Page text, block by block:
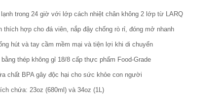
trong 24 giờ với lớp cách nhiệt chân không 2 lớp từ LARQ
thích hợp cho đá viên, nắp đậy chống rò rỉ, đóng mở nhanh
hút và tay cầm mềm mại và tiện lợi khi di chuyển
thép không gỉ 18/8 cấp thực phẩm Food-Grade
chất BPA gây độc hại cho sức khỏe con người
chứa: 23oz (680ml) và 34oz (1L)